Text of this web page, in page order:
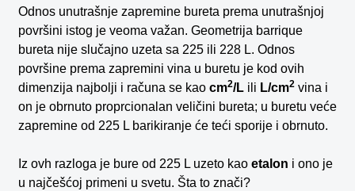
Odnos unutrašnje zapremine bureta prema unutrašnjoj
površini istog je veoma važan. Geometrija barrique
bureta nije slučajno uzeta sa 225 ili 228 L. Odnos
površine prema zapremini vina u buretu je kod ovih
dimenzija najbolji i računa se kao cm2/L ili L/cm2 vina i
on je obrnuto proprcionalan veličini bureta; u buretu veće
zapremine od 225 L barikiranje će teći sporije i obrnuto.
Iz ovh razloga je bure od 225 L uzeto kao etalon i ono je
u najčešćoj primeni u svetu. Šta to znači?